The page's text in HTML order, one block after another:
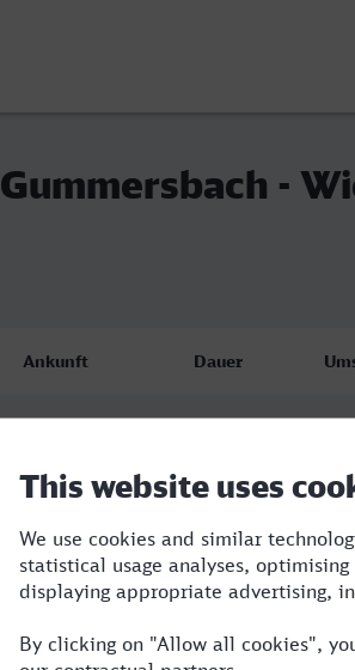
Gummersbach -
Ankunft Dauer
22:47
Wien Hbf
19.08.26
17:32
11:09